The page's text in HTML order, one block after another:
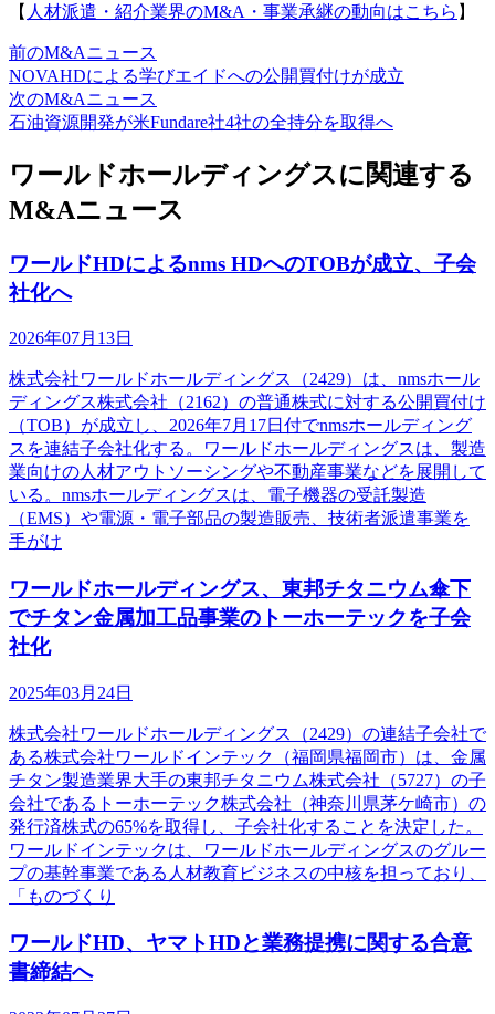
【 人材派遣・紹介業界のM&A・事業承継の動向はこちら 】
前のM&Aニュース
NOVAHDによる学びエイドへの公開買付けが成立
次のM&Aニュース
石油資源開発が米Fundare社4社の全持分を取得へ
ワールドホールディングスに関連する
M&Aニュース
ワールドHDによるnms HDへのTOBが成立、子会
社化へ
2026年07月13日
株式会社ワールドホールディングス（2429）は、nmsホール
ディングス株式会社（2162）の普通株式に対する公開買付け
（TOB）が成立し、2026年7月17日付でnmsホールディング
スを連結子会社化する。ワールドホールディングスは、製造
業向けの人材アウトソーシングや不動産事業などを展開して
いる。nmsホールディングスは、電子機器の受託製造
（EMS）や電源・電子部品の製造販売、技術者派遣事業を
手がけ
ワールドホールディングス、東邦チタニウム傘下
でチタン金属加工品事業のトーホーテックを子会
社化
2025年03月24日
株式会社ワールドホールディングス（2429）の連結子会社で
ある株式会社ワールドインテック（福岡県福岡市）は、金属
チタン製造業界大手の東邦チタニウム株式会社（5727）の子
会社であるトーホーテック株式会社（神奈川県茅ケ崎市）の
発行済株式の65%を取得し、子会社化することを決定した。
ワールドインテックは、ワールドホールディングスのグルー
プの基幹事業である人材教育ビジネスの中核を担っており、
「ものづくり
ワールドHD、ヤマトHDと業務提携に関する合意
書締結へ